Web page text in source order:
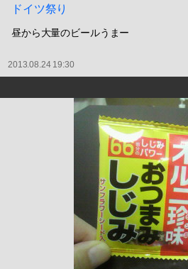
ドイツ祭り
昼から大量のビールうまー
2013.08.24 19:30